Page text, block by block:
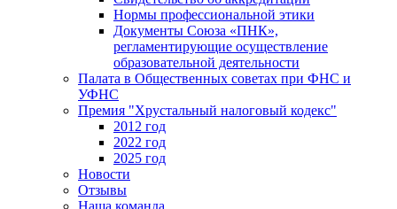
Нормы профессиональной этики
Документы Союза «ПНК»,
регламентирующие осуществление
образовательной деятельности
Палата в Общественных советах при ФНС и
УФНС
Премия "Хрустальный налоговый кодекс"
2012 год
2022 год
2025 год
Новости
Отзывы
Наша команда